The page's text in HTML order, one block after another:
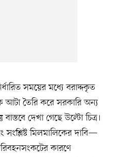
সময়ের মধ্যে বরাদ্দকৃত
আটা তৈরি করে সরকারি অন্য
দেখা গেছে উল্টো চিত্র।
সংশ্লিষ্ট মিলমালিকের দাবি—
কারণে